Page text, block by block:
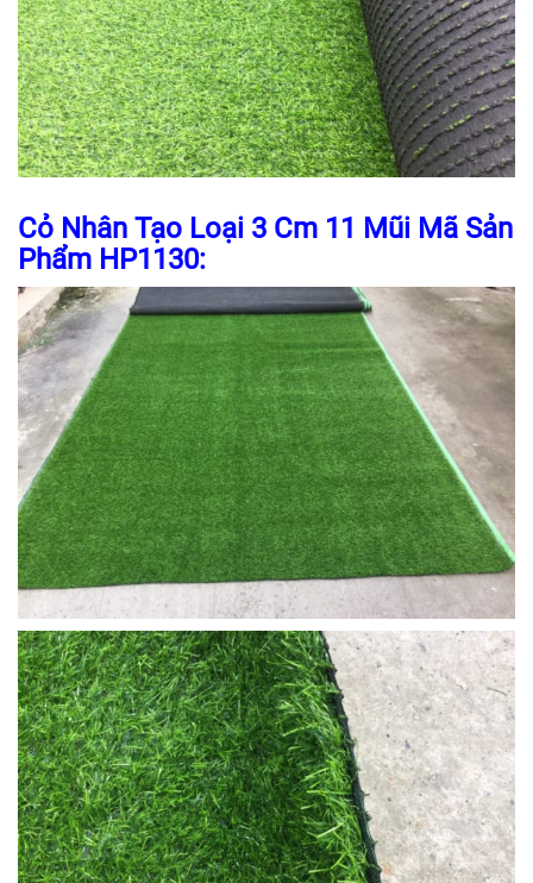
Cỏ Nhân Tạo Loại 3 Cm 11 Mũi Mã Sản
Phẩm HP1130: